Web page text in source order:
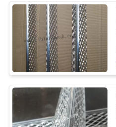
회
청
하